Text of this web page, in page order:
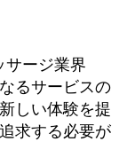
ージ業界
るサービスの
しい体験を提
求する必要が